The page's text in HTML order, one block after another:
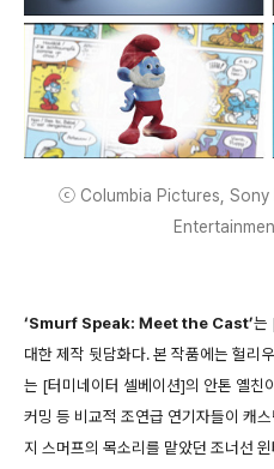
ⓒ Columbia Pictures, Sony
‘Smurf Speak: Meet the Cast’는
대한 제작 뒷담화다. 본 작품에는 헐리
는 [터미네이터 셀베이션]의 안톤 옐친
커밍 등 비교적 조연급 연기자들이 캐
지 스머프의 목소리를 맡았던 조너선